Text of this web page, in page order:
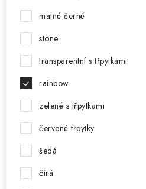
matné černé
stone
transparentní s třpytkami
rainbow
zelené s třpytkami
červené třpytky
šedá
čirá